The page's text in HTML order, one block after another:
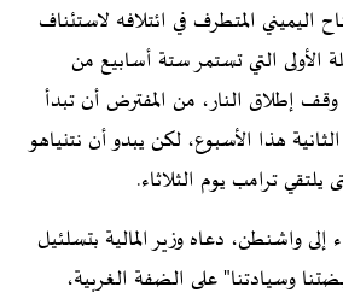
اليميني المتطرف في ائتلافه لاستئناف
الأولى التي تستمر ستة أسابيع من
إطلاق النار، من المفترض أن تبدأ
هذا الأسبوع، لكن يبدو أن نتنياهو
ترامب يوم الثلاثاء.
إلى واشنطن، دعاه وزير المالية بتسلئيل
وسيادتنا" على الضفة الغربية،